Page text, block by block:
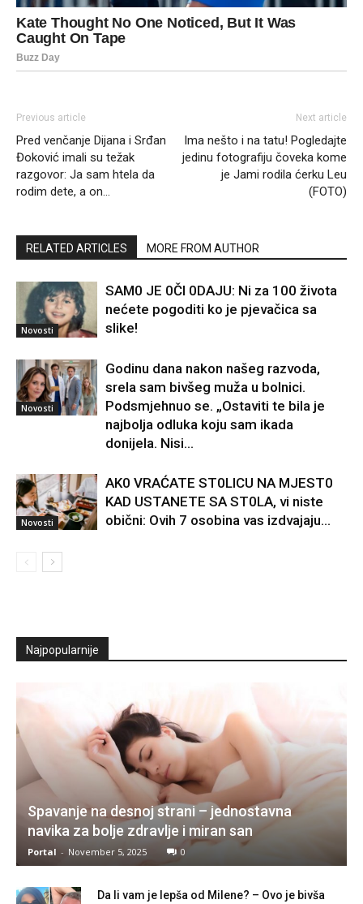
Previous article
Pred venčanje Dijana i Srđan
Đoković imali su težak
razgovor: Ja sam htela da
rodim dete, a on…
Next article
Ima nešto i na tatu! Pogledajte
jedinu fotografiju čoveka kome
je Jami rodila ćerku Leu
(FOTO)
RELATED ARTICLES MORE FROM AUTHOR
Novosti
SAM0 JE 0Čl 0DAJU: Ni za 100 života
nećete pogoditi ko je pjevačica sa
slike!
Novosti
Godinu dana nakon našeg razvoda,
srela sam bivšeg muža u bolnici.
Podsmjehnuo se. „Ostaviti te bila je
najbolja odluka koju sam ikada
donijela. Nisi...
Novosti
AK0 VRAĆATE ST0LlCU NA MJEST0
KAD USTANETE SA ST0LA, vi niste
obični: Ovih 7 osobina vas izdvajaju…
Najpopularnije
Spavanje na desnoj strani – jednostavna
navika za bolje zdravlje i miran san
Portal - November 5, 2025 0
Da li vam je lepša od Milene? – Ovo je bivša